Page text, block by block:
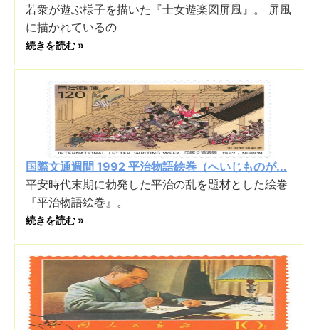
若衆が遊ぶ様子を描いた『士女遊楽図屏風』。 屏風
に描かれているの
続きを読む »
国際文通週間 1992 平治物語絵巻（へいじものが...
平安時代末期に勃発した平治の乱を題材とした絵巻
『平治物語絵巻』。
続きを読む »